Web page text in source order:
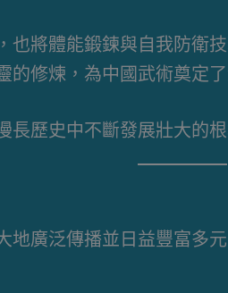
將體能鍛鍊與自我防衛
修煉，為中國武術奠定
歷史中不斷發展壯大的
地廣泛傳播並日益豐富多元